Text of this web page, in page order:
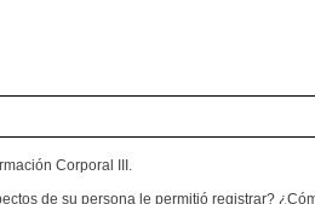
Corporal III.
de su persona le permitió registrar?